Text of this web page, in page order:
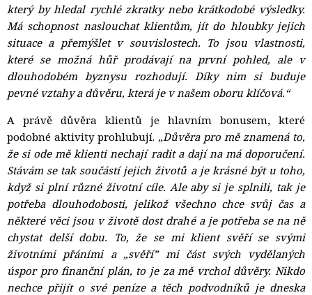
který by hledal rychlé zkratky nebo krátkodobé výsledky.
Má schopnost naslouchat klientům, jít do hloubky jejich
situace a přemýšlet v souvislostech. To jsou vlastnosti,
které se možná hůř prodávají na první pohled, ale v
dlouhodobém byznysu rozhodují. Díky nim si buduje
pevné vztahy a důvěru, která je v našem oboru klíčová.“
A právě důvěra klientů je hlavním bonusem, které
podobné aktivity prohlubují. „Důvěra pro mě znamená to,
že si ode mě klienti nechají radit a dají na má doporučení.
Stávám se tak součástí jejich životů a je krásné být u toho,
když si plní různé životní cíle. Ale aby si je splnili, tak je
potřeba dlouhodobosti, jelikož všechno chce svůj čas a
některé věci jsou v životě dost drahé a je potřeba se na ně
chystat delší dobu. To, že se mi klient svěří se svými
životními přáními a „svěří” mi část svých vydělaných
úspor pro finanční plán, to je za mě vrchol důvěry. Nikdo
nechce přijít o své peníze a těch podvodníků je dneska